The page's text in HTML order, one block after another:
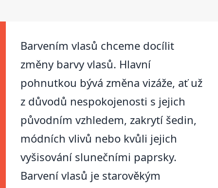
Barvením vlasů chceme docílit
změny barvy vlasů. Hlavní
pohnutkou bývá změna vizáže, ať už
z důvodů nespokojenosti s jejich
původním vzhledem, zakrytí šedin,
módních vlivů nebo kvůli jejich
vyšisování slunečními paprsky.
Barvení vlasů je starověkým